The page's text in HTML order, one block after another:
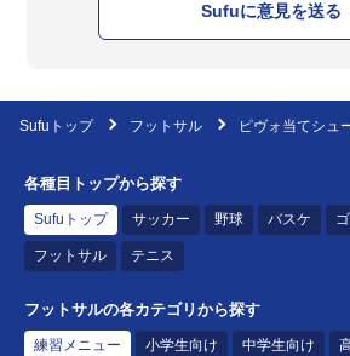
Sufuに意見を送る
Sufuトップ フットサル ピヴォ当てシュ
各種目トップから探す
Sufuトップ サッカー 野球 バスケ
フットサル テニス
フットサルの各カテゴリから探す
練習メニュー 小学生向け 中学生向け